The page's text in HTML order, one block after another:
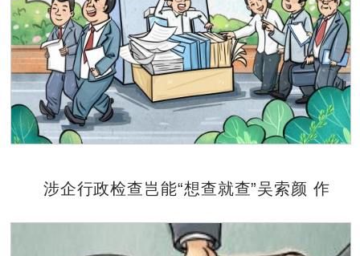
涉企行政检查岂能“想查就查”吴索颜 作